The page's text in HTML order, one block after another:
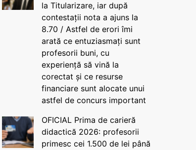
la Titularizare, iar după
contestații nota a ajuns la
8.70 / Astfel de erori îmi
arată ce entuziasmați sunt
profesorii buni, cu
experiență să vină la
corectat și ce resurse
financiare sunt alocate unui
astfel de concurs important
OFICIAL Prima de carieră
didactică 2026: profesorii
primesc cei 1.500 de lei până